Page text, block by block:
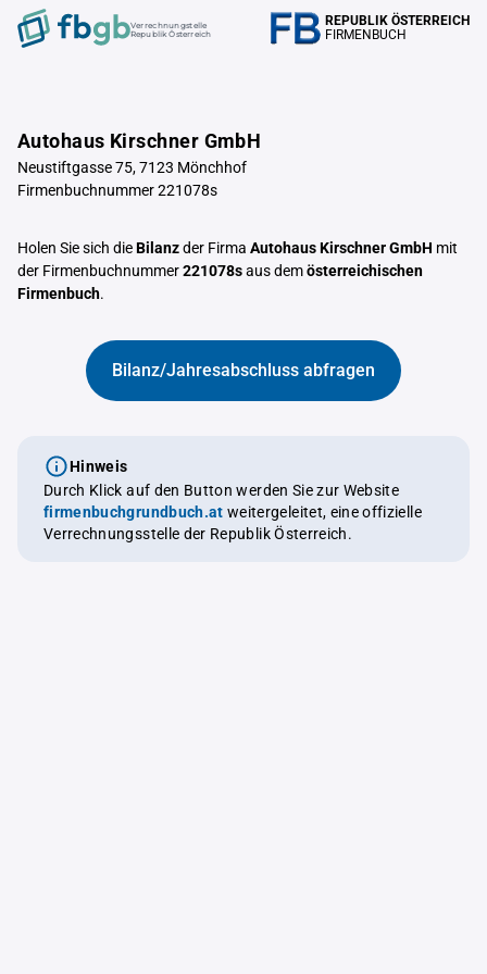
Verrechnungstelle
Republik Österreich
REPUBLIK ÖSTERREICH
FIRMENBUCH
Autohaus Kirschner GmbH
Neustiftgasse 75, 7123 Mönchhof
Firmenbuchnummer 221078s
Holen Sie sich dieBilanzder Firma Autohaus Kirschner GmbH mit
der Firmenbuchnummer221078saus demösterreichischen
Firmenbuch.
Bilanz/Jahresabschluss abfragen
Hinweis
Durch Klick auf den Button werden Sie zur Website
firmenbuchgrundbuch.at weitergeleitet, eine offizielle
Verrechnungsstelle der Republik Österreich.